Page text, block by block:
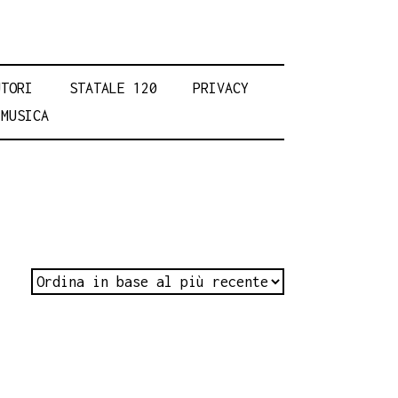
STATALE 120
PRIVACY
MUSICA